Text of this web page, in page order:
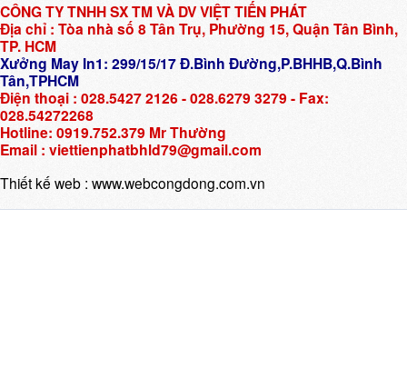
CÔNG TY TNHH SX TM VÀ DV VIỆT TIẾN PHÁT
Địa chỉ : Tòa nhà số 8 Tân Trụ, Phường 15, Quận Tân Bình,
TP. HCM
Xưởng May In1: 299/15/17 Đ.Bình Đường,P.BHHB,Q.Bình
Tân,TPHCM
Điện thoại : 028.5427 2126 - 028.6279 3279 - Fax:
028.54272268
Hotline: 0919.752.379 Mr Thường
Email : viettienphatbhld79@gmail.com
Thiết kế web : www.webcongdong.com.vn